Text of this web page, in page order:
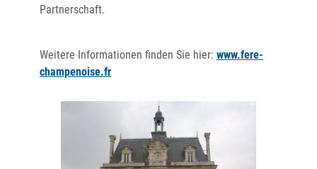
Partnerschaft.
Weitere Informationen finden Sie hier: www.fere-
champenoise.fr